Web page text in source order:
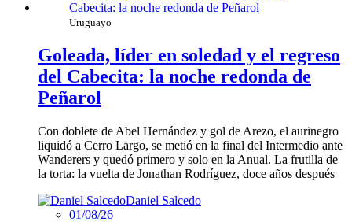
Uruguayo
Goleada, líder en soledad y el regreso
del Cabecita: la noche redonda de
Peñarol
Con doblete de Abel Hernández y gol de Arezo, el aurinegro
liquidó a Cerro Largo, se metió en la final del Intermedio ante
Wanderers y quedó primero y solo en la Anual. La frutilla de
la torta: la vuelta de Jonathan Rodríguez, doce años después
Daniel Salcedo
01/08/26